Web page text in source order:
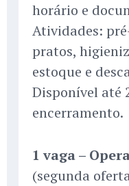
horário e
Atividades:
pratos,
estoque e
Disponível até
encerramento.
1 vaga –
(segunda